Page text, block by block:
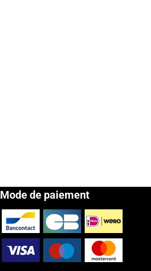
Mode de paiement